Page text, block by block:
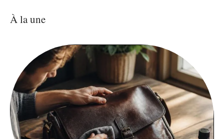
À la une